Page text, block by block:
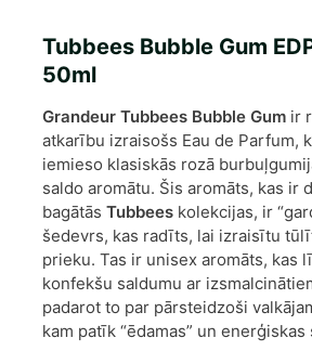
Tubbees Bubble Gum
50ml
Grandeur Tubbees Bubble Gum ir
atkarību izraisošs Eau de Parfum,
iemieso klasiskās rozā
saldo aromātu. Šis aromāts, kas ir
bagātās Tubbees kolekcijas, ir
šedevrs, kas radīts, lai izraisītu
prieku. Tas ir unisex aromāts, kas
konfekšu saldumu ar
padarot to par pārsteidzoši
kam patīk “ēdamas” un enerģiskas